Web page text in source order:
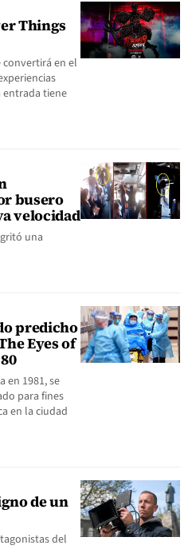
Things
convertirá en el
entrada tiene
busero
velocidad
una
predicho
Eyes of
en 1981, se
para fines
en la ciudad
de un
del